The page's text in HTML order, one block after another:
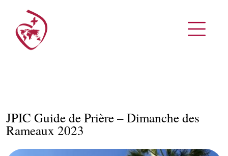
JPIC Guide de Prière – Dimanche des
Rameaux 2023